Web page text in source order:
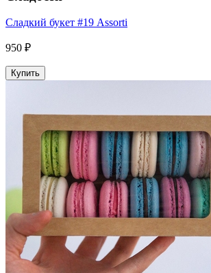
Сладкий букет #19 Assorti
950 ₽
Купить